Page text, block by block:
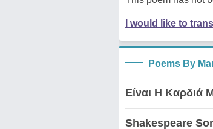
I would like to
Poems By
Είναι Η Καρδιά
Shakespeare